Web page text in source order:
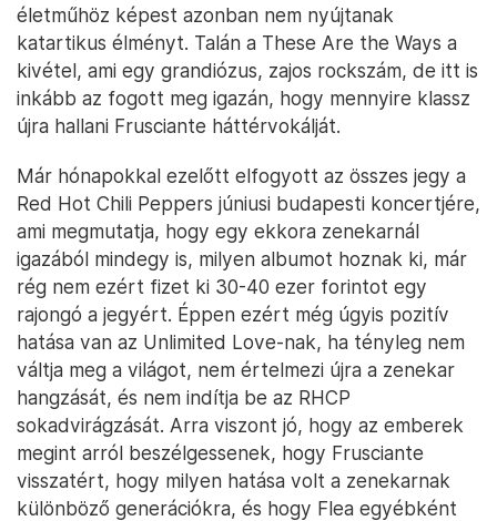
életműhöz képest azonban nem nyújtanak
katartikus élményt. Talán a These Are the Ways a
kivétel, ami egy grandiózus, zajos rockszám, de itt is
inkább az fogott meg igazán, hogy mennyire klassz
újra hallani Frusciante háttérvokálját.
Már hónapokkal ezelőtt elfogyott az összes jegy a
Red Hot Chili Peppers júniusi budapesti koncertjére,
ami megmutatja, hogy egy ekkora zenekarnál
igazából mindegy is, milyen albumot hoznak ki, már
rég nem ezért fizet ki 30-40 ezer forintot egy
rajongó a jegyért. Éppen ezért még úgyis pozitív
hatása van az Unlimited Love-nak, ha tényleg nem
váltja meg a világot, nem értelmezi újra a zenekar
hangzását, és nem indítja be az RHCP
sokadvirágzását. Arra viszont jó, hogy az emberek
megint arról beszélgessenek, hogy Frusciante
visszatért, hogy milyen hatása volt a zenekarnak
különböző generációkra, és hogy Flea egyébként